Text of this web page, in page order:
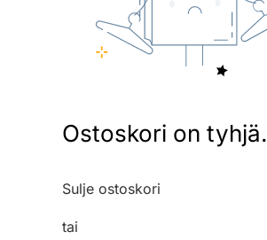
Ostoskori on tyhjä.
Sulje ostoskori
tai